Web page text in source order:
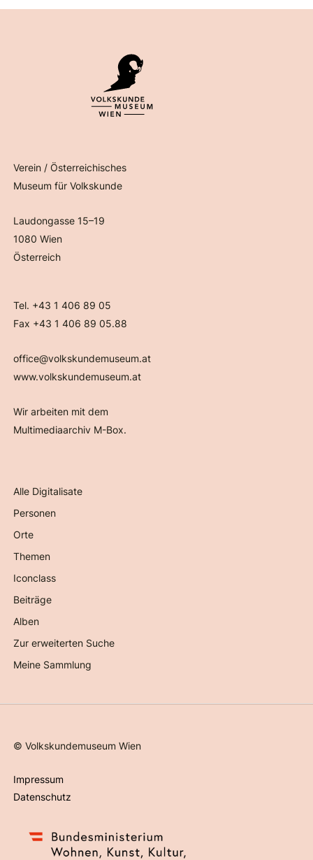
Verein / Österreichisches
Museum für Volkskunde
Laudongasse 15–19
1080 Wien
Österreich
Tel. +43 1 406 89 05
Fax +43 1 406 89 05.88
office@volkskundemuseum.at
www.volkskundemuseum.at
Wir arbeiten mit dem
Multimediaarchiv M-Box.
Alle Digitalisate
Personen
Orte
Themen
Iconclass
Beiträge
Alben
Zur erweiterten Suche
Meine Sammlung
©Volkskundemuseum Wien
Impressum
Datenschutz